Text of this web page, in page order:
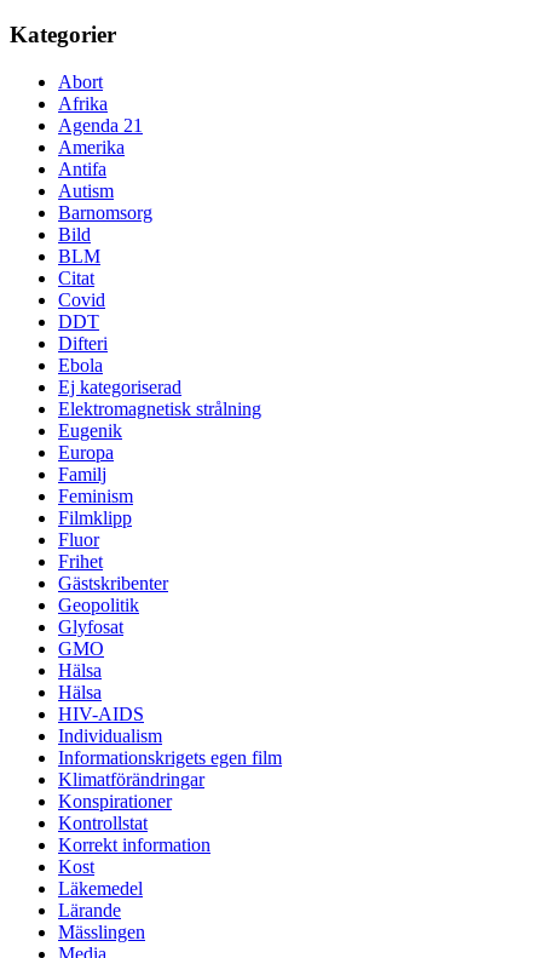
Kategorier
Abort
Afrika
Agenda 21
Amerika
Antifa
Autism
Barnomsorg
Bild
BLM
Citat
Covid
DDT
Difteri
Ebola
Ej kategoriserad
Elektromagnetisk strålning
Eugenik
Europa
Familj
Feminism
Filmklipp
Fluor
Frihet
Gästskribenter
Geopolitik
Glyfosat
GMO
Hälsa
Hälsa
HIV-AIDS
Individualism
Informationskrigets egen film
Klimatförändringar
Konspirationer
Kontrollstat
Korrekt information
Kost
Läkemedel
Lärande
Mässlingen
Media